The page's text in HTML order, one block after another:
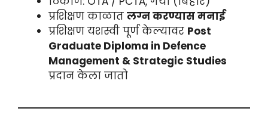
प्रशिक्षण काळात लग्न करण्यास मनाई
प्रशिक्षण यशस्वी पूर्ण केल्यावर Post
Graduate Diploma in Defence
Management & Strategic Studies
प्रदान केला जातो